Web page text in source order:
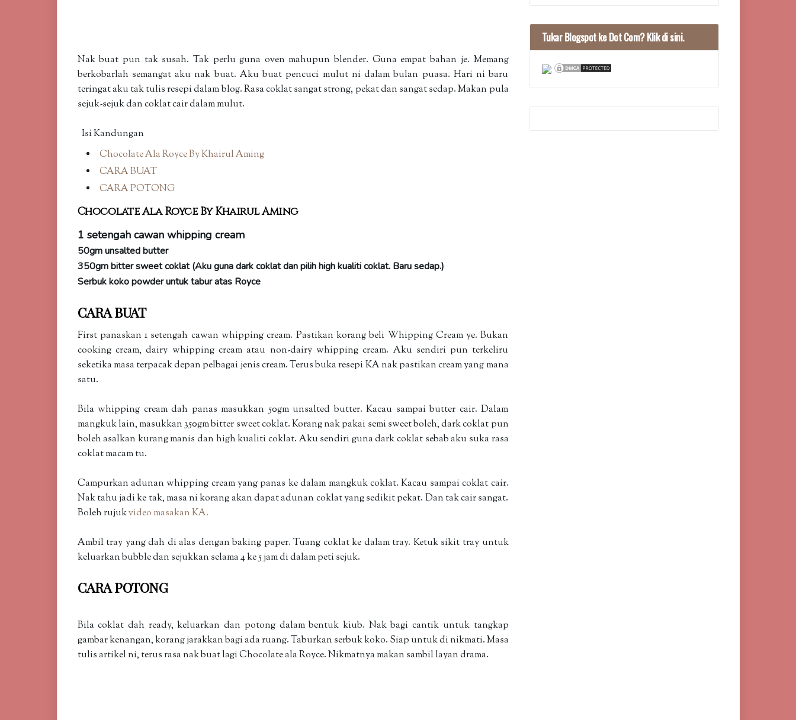
Nak buat pun tak susah. Tak perlu guna oven mahupun blender. Guna empat bahan je. Memang
berkobarlah semangat aku nak buat. Aku buat pencuci mulut ni dalam bulan puasa. Hari ni baru
teringat aku tak tulis resepi dalam blog. Rasa coklat sangat strong, pekat dan sangat sedap. Makan pula
sejuk-sejuk dan coklat cair dalam mulut.
Isi Kandungan
Chocolate Ala Royce By Khairul Aming
CARA BUAT
CARA POTONG
Chocolate Ala Royce By Khairul Aming
1 setengah cawan whipping cream
50gm unsalted butter
350gm bitter sweet coklat (Aku guna dark coklat dan pilih high kualiti coklat. Baru sedap.)
Serbuk koko powder untuk tabur atas Royce
CARA BUAT
First panaskan 1 setengah cawan whipping cream. Pastikan korang beli Whipping Cream ye. Bukan
cooking cream, dairy whipping cream atau non-dairy whipping cream. Aku sendiri pun terkeliru
seketika masa terpacak depan pelbagai jenis cream. Terus buka resepi KA nak pastikan cream yang mana
satu.
Bila whipping cream dah panas masukkan 50gm unsalted butter. Kacau sampai butter cair. Dalam
mangkuk lain, masukkan 350gm bitter sweet coklat. Korang nak pakai semi sweet boleh, dark coklat pun
boleh asalkan kurang manis dan high kualiti coklat. Aku sendiri guna dark coklat sebab aku suka rasa
coklat macam tu.
Campurkan adunan whipping cream yang panas ke dalam mangkuk coklat. Kacau sampai coklat cair.
Nak tahu jadi ke tak, masa ni korang akan dapat adunan coklat yang sedikit pekat. Dan tak cair sangat.
Boleh rujukvideo masakan KA.
Ambil tray yang dah di alas dengan baking paper. Tuang coklat ke dalam tray. Ketuk sikit tray untuk
keluarkan bubble dan sejukkan selama 4 ke 5 jam di dalam peti sejuk.
CARA POTONG
Bila coklat dah ready, keluarkan dan potong dalam bentuk kiub. Nak bagi cantik untuk tangkap
gambar kenangan, korang jarakkan bagi ada ruang. Taburkan serbuk koko. Siap untuk di nikmati. Masa
tulis artikel ni, terus rasa nak buat lagi Chocolate ala Royce. Nikmatnya makan sambil layan drama.
Tukar Blogspot ke Dot Com? Klik di sini.